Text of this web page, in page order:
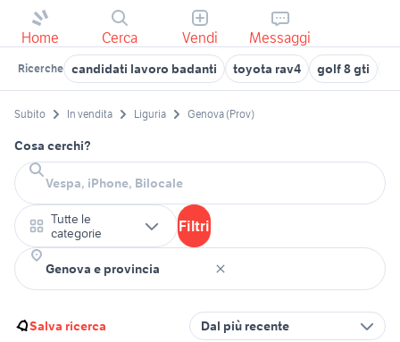
Home Cerca Vendi Messaggi
Ricerche candidati lavoro badanti toyota rav4 golf 8 gti
Subito In vendita Liguria Genova (Prov)
Cosa cerchi?
Tutte le
categorie
Filtri
Salva ricerca Dal più recente